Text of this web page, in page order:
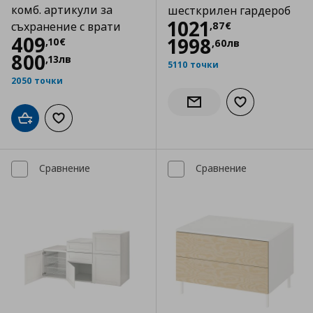
комб. артикули за
съхранение с врати
409,10€
Цена
800,13лв
2050 точки
Добави в кошницата
Добави към списъка с любими
шесткрилен гардероб
1021 ,87€
Цена1021,87 €
1998,60лв
5110 точки
Информирай ме за
Добави към
Сравнение Сравнение